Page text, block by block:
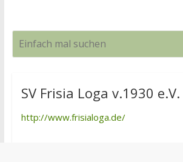
SV Frisia Loga v.1930 e.V.
http://www.frisialoga.de/